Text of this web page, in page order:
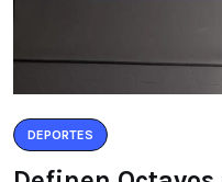
DEPORTES